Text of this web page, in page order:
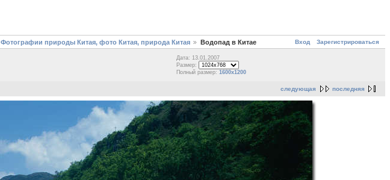
Вход Зарегистрироваться
Фотографии природы Китая, фото Китая, природа Китая Водопад в Китае
Дата: 13.01.2007
Размер:
Полный размер: 1600x1200
следующая последняя